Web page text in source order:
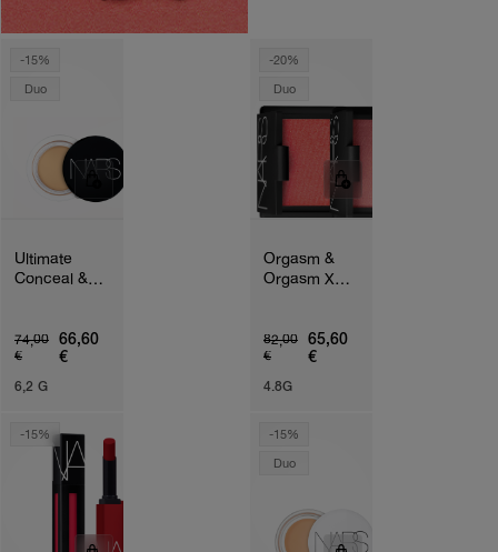
-15%
Duo
Ultimate
Conceal &
Duo
74,00
€
66,60
€
6,2 G
-20%
Duo
Orgasm &
Orgasm X
82,00
€
65,60
€
4.8G
-15%
-15%
Duo